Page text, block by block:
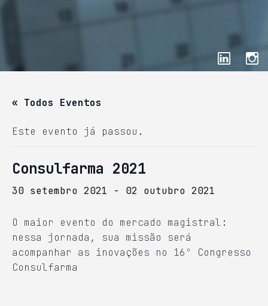
« Todos Eventos
Este evento já passou.
Consulfarma 2021
30 setembro 2021 - 02 outubro 2021
O maior evento do mercado magistral:
nessa jornada, sua missão será
acompanhar as inovações no 16º Congresso
Consulfarma